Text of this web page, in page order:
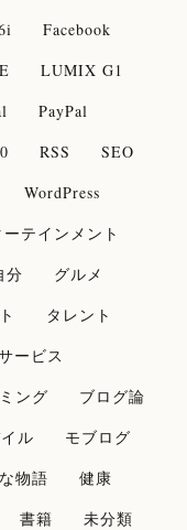
Facebook
LUMIX G1
PayPal
RSS
SEO
WordPress
テインメント
分
グルメ
タレント
ービス
ング
ブログ論
ル
モブログ
物語
健康
書籍
未分類